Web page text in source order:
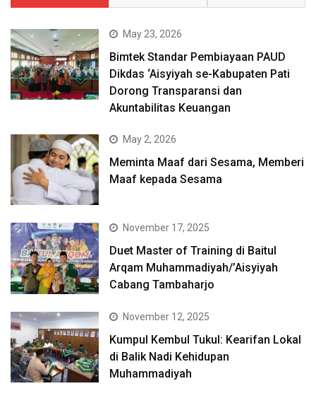
May 23, 2026
Bimtek Standar Pembiayaan PAUD
Dikdas ‘Aisyiyah se-Kabupaten Pati
Dorong Transparansi dan
Akuntabilitas Keuangan
May 2, 2026
Meminta Maaf dari Sesama, Memberi
Maaf kepada Sesama
November 17, 2025
Duet Master of Training di Baitul
Arqam Muhammadiyah/’Aisyiyah
Cabang Tambaharjo
November 12, 2025
Kumpul Kembul Tukul: Kearifan Lokal
di Balik Nadi Kehidupan
Muhammadiyah